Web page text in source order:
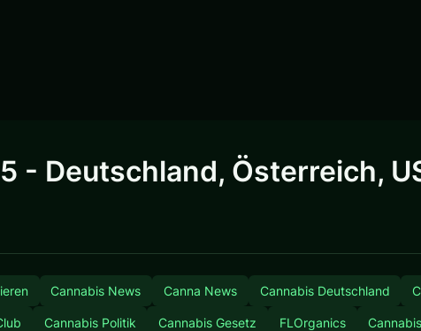
- Deutschland, Österreich,
Cannabis News Canna News Cannabis Deutschland
Cannabis Politik Cannabis Gesetz FLOrganics